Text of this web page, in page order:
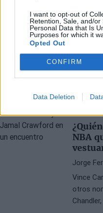
I want to opt-out of
Retention, Sale, and/or
Personal Data that Is
Purposes for which it
Opted Out
CONFIRM
Data Deletion
Diego
HOUSTON
Ariza
BASKET
NBA
Jorge
Vince
otros